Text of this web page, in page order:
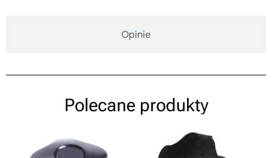
Opinie
Polecane produkty